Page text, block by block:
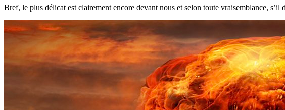
Bref, le plus délicat est clairement encore devant nous et selon toute vraisemblance,